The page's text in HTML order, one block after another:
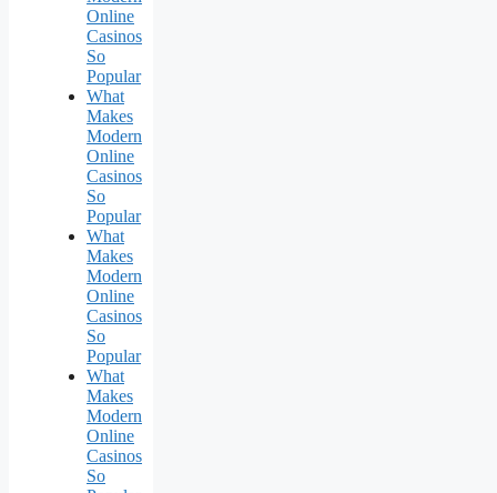
Online
Casinos
So
Popular
What
Makes
Modern
Online
Casinos
So
Popular
What
Makes
Modern
Online
Casinos
So
Popular
What
Makes
Modern
Online
Casinos
So